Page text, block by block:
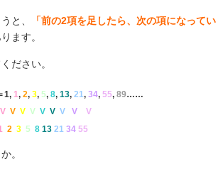
と、
「前の2項を足したら、次の項になってい
ます。
ださい。
1, 1 2 3, 5 8, 13, 21 34, 55 89
V V V V V V V V
V
2 3 5 8 13 21 34 55
。